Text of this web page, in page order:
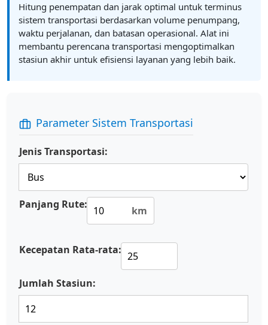
Hitung penempatan dan jarak optimal untuk terminus
sistem transportasi berdasarkan volume penumpang,
waktu perjalanan, dan batasan operasional. Alat ini
membantu perencana transportasi mengoptimalkan
stasiun akhir untuk efisiensi layanan yang lebih baik.
Parameter Sistem Transportasi
Jenis Transportasi:
Panjang Rute: km
Kecepatan Rata-rata:
Jumlah Stasiun: